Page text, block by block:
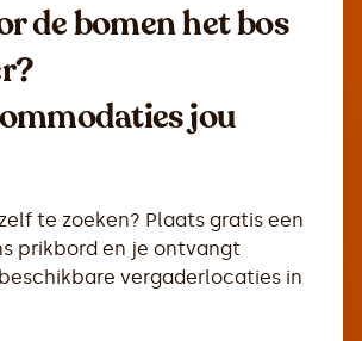
de bomen het bos
jou
te zoeken? Plaats gratis een
prikbord en je ontvangt
vergaderlocaties in